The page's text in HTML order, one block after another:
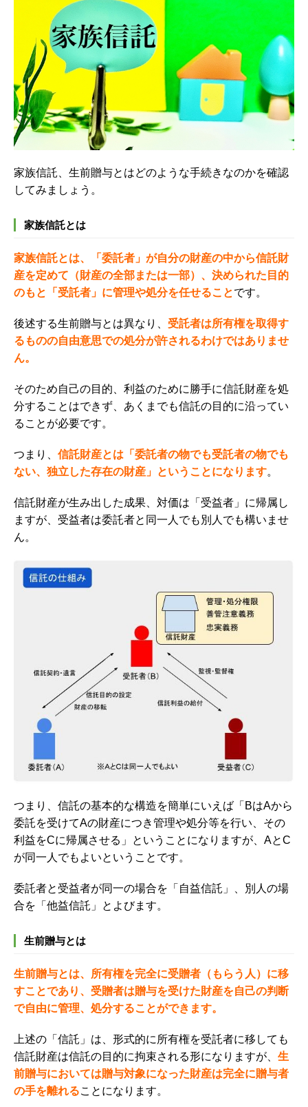
家族信託、生前贈与とはどのような手続きなのかを確認
してみましょう。
家族信託とは
家族信託とは、「委託者」が自分の財産の中から信託財
産を定めて（財産の全部または一部）、決められた目的
のもと「受託者」に管理や処分を任せることです。
後述する生前贈与とは異なり、 受託者は所有権を取得す
るものの自由意思での処分が許されるわけではありませ
ん。
そのため自己の目的、利益のために勝手に信託財産を処
分することはできず、あくまでも信託の目的に沿ってい
ることが必要です。
つまり、 信託財産とは「委託者の物でも受託者の物でも
ない、独立した存在の財産」ということになります。
信託財産が生み出した成果、対価は「受益者」に帰属し
ますが、受益者は委託者と同一人でも別人でも構いませ
ん。
つまり、信託の基本的な構造を簡単にいえば 「BはAから
委託を受けてAの財産につき管理や処分等を行い、その
利益をCに帰属させる」
ということになりますが、AとC
が同一人でもよいということです。
委託者と受益者が同一の場合を「自益信託」、別人の場
合を「他益信託」とよびます。
生前贈与とは
生前贈与とは、所有権を完全に受贈者（もらう人）に移
すことであり、受贈者は贈与を受けた財産を自己の判断
で自由に管理、処分することができます。
上述の「信託」は、形式的に所有権を受託者に移しても
信託財産は信託の目的に拘束される形になりますが、 生
前贈与においては贈与対象になった財産は完全に贈与者
の手を離れることになります。